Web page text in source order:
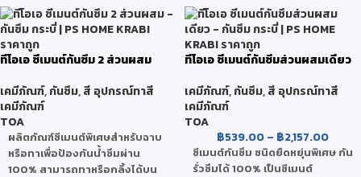
สภาพอากาศและแสง UV สามารถ
ป้องกันน้ำซึม และคราบสกปรกได้ดี
เปิดใช้งานได้ทันที ไม่ต้องผสม ใช้ได้
ทั้งภายนอกและภายใน
รองรับ
ทีโอเอ ซีเมนต์กันซึม 2 ส่วนผสม
เคมีภัณฑ์,กันซึม,สี อุปกรณ์ทาสี
เคมีภัณฑ์
TOA
ผลิตภัณฑ์ซีเมนต์พิเศษสำหรับฉาบ
หรือทาเพื่อป้องกันน้ำซึมผ่าน
100% สามารถทาหรือกลิ้งได้บน
ทีโอเอ ซีเมนต์กันซึมส่วนผสมเดียว
เคมีภัณฑ์,กันซึม,สี อุปกรณ์ทาสี
เคมีภัณฑ์
TOA
฿539.00– ฿2,157.00
ซีเมนต์กันซึม ชนิดยืดหยุ่นพิเศษ กัน
รั่วซึมได้ 100% เป็นซีเมนต์